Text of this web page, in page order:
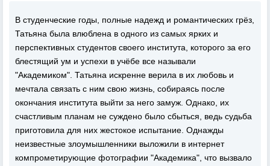
В студенческие годы, полные надежд и романтических грёз,
Татьяна была влюблена в одного из самых ярких и
перспективных студентов своего института, которого за его
блестящий ум и успехи в учёбе все называли
"Академиком". Татьяна искренне верила в их любовь и
мечтала связать с ним свою жизнь, собираясь после
окончания института выйти за него замуж. Однако, их
счастливым планам не суждено было сбыться, ведь судьба
приготовила для них жестокое испытание. Однажды
неизвестные злоумышленники выложили в интернет
компрометирующие фотографии "Академика", что вызвало